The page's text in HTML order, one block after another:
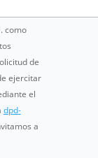
como
de
ejercitar
el
dpd-
a